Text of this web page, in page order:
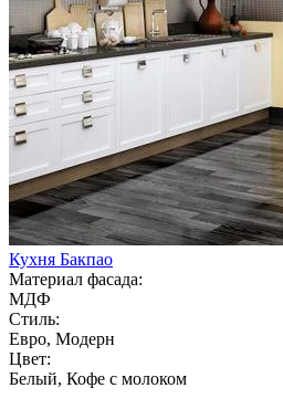
Кухня Бакпао
Материал фасада:
МДФ
Стиль:
Евро, Модерн
Цвет:
Белый, Кофе с молоком